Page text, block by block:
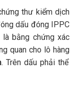
thư kiểm dịch
dấu đóng IPPC
bằng chứng xác
quan cho lô hàng
. Trên dấu phải thể